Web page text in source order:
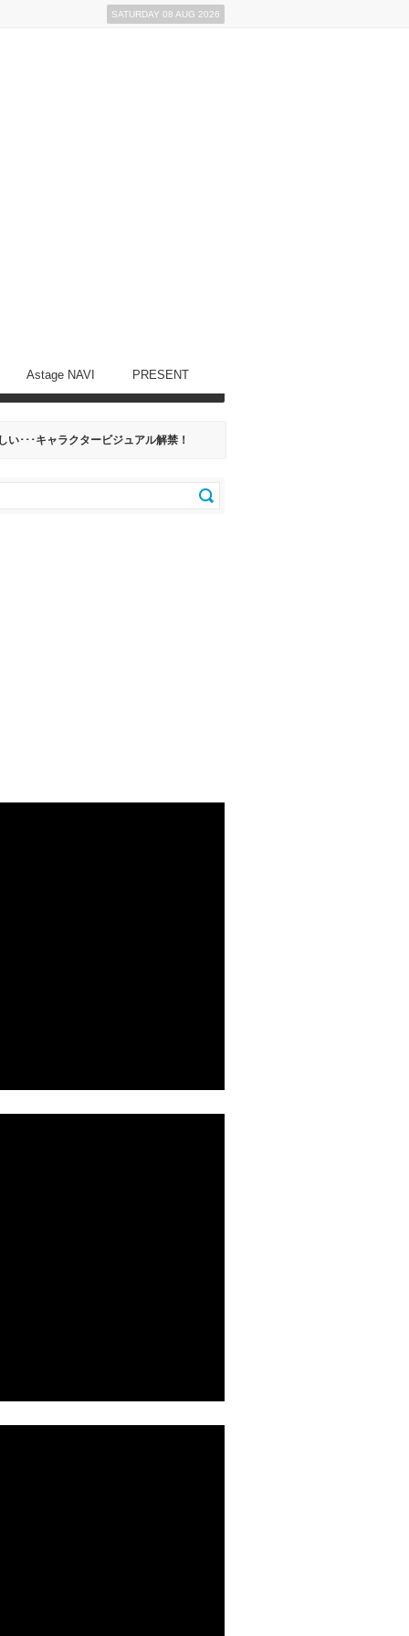
SATURDAY 08 AUG 2026
Astage NAVI PRESENT
･･･キャラクタービジュアル解禁！